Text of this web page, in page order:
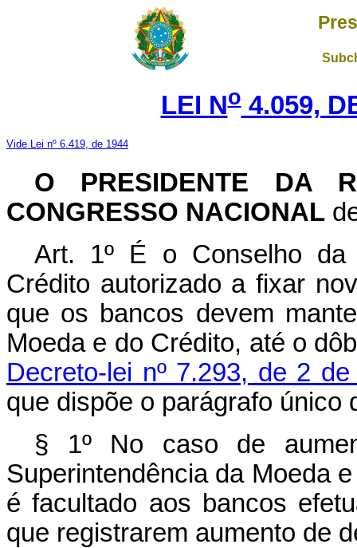
LEI No4.059,
Vide Lei nº 6.419, de 1944
O PRESIDENTE DA
CONGRESSO NACIONAL
Art. 1º É o Conselho da
Crédito autorizado a fixar
que os bancos devem
Moeda e do Crédito, até o
Decreto-lei nº 7.293, de 2
que dispõe o parágrafo único
§ 1º No caso de
Superintendência da Moeda
é facultado aos bancos
que registrarem aumento de